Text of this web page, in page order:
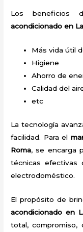
Los
acondicionado en
Más vida útil
Higiene
Ahorro de
Calidad del
etc
La tecnología
facilidad. Para el
Roma, se encarga
técnicas efectivas
electrodoméstico.
El propósito de
acondicionado en
total, compromiso,